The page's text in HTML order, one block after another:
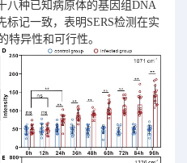
八种已知病原体的基因组DNA
记一致，表明SERS检测在实
特异性和可行性。